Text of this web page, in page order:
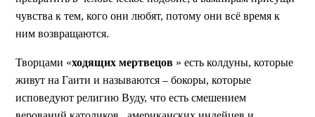
чувства к тем, кого они любят, потому они всё время к
ним возвращаются.
Творцами «ходящих мертвецов » есть колдуны, которые
живут на Гаити и называются – бокоры, которые
исповедуют религию Вуду, что есть смешением